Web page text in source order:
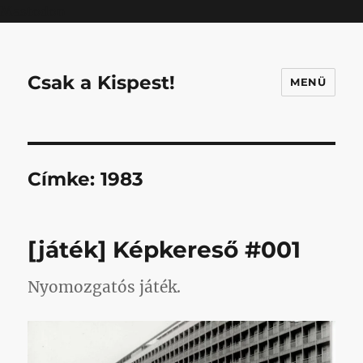
Csak a Kispest! MENÜ
Címke:1983
[játék] Képkereső #001
Nyomozgatós játék.